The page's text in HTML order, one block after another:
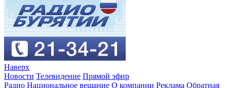
Наверх
Новости Телевидение Прямой эфир
Радио Национальное вещание О компании Реклама Обратная